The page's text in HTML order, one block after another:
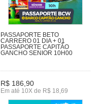
PASSAPORTE BETO
CARRERO 01 DIA + 01
PASSAPORTE CAPITÃO
GANCHO SENIOR 10H00
R$ 186,90
Em até 10X de R$ 18,69